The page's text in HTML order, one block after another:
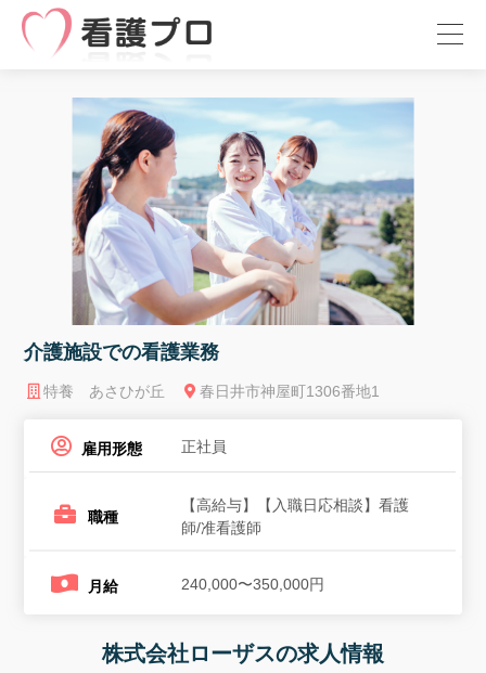
介護施設での看護業務
特養 あさひが丘 春日井市神屋町1306番地1
雇用形態 正社員
職種
【高給与】【入職日応相談】看護
師/准看護師
月給 240,000〜350,000円
株式会社ローザスの求人情報